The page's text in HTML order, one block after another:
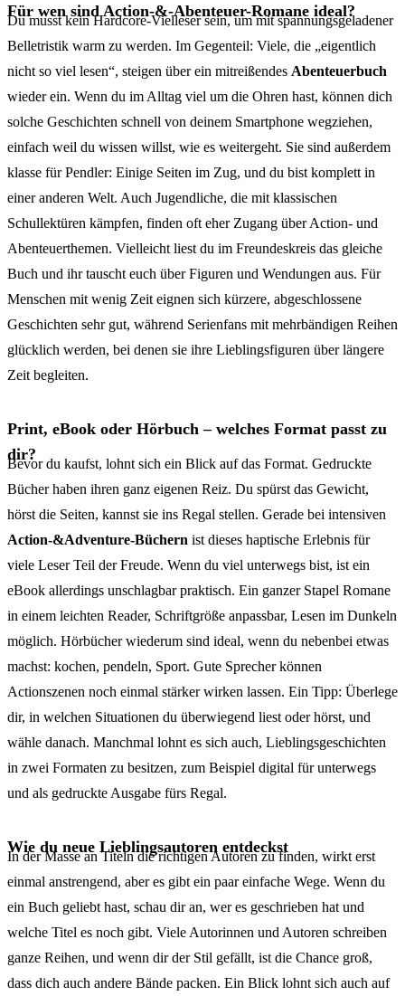
Für wen sind Action-&-Abenteuer-Romane ideal?
Du musst kein Hardcore-Vielleser sein, um mit spannungsgeladener
Belletristik warm zu werden. Im Gegenteil: Viele, die „eigentlich
nicht so viel lesen“, steigen über ein mitreißendes Abenteuerbuch
wieder ein. Wenn du im Alltag viel um die Ohren hast, können dich
solche Geschichten schnell von deinem Smartphone wegziehen,
einfach weil du wissen willst, wie es weitergeht. Sie sind außerdem
klasse für Pendler: Einige Seiten im Zug, und du bist komplett in
einer anderen Welt. Auch Jugendliche, die mit klassischen
Schullektüren kämpfen, finden oft eher Zugang über Action- und
Abenteuerthemen. Vielleicht liest du im Freundeskreis das gleiche
Buch und ihr tauscht euch über Figuren und Wendungen aus. Für
Menschen mit wenig Zeit eignen sich kürzere, abgeschlossene
Geschichten sehr gut, während Serienfans mit mehrbändigen Reihen
glücklich werden, bei denen sie ihre Lieblingsfiguren über längere
Zeit begleiten.
Print, eBook oder Hörbuch – welches Format passt zu
dir?
Bevor du kaufst, lohnt sich ein Blick auf das Format. Gedruckte
Bücher haben ihren ganz eigenen Reiz. Du spürst das Gewicht,
hörst die Seiten, kannst sie ins Regal stellen. Gerade bei intensiven
Action-&Adventure-Büchern ist dieses haptische Erlebnis für
viele Leser Teil der Freude. Wenn du viel unterwegs bist, ist ein
eBook allerdings unschlagbar praktisch. Ein ganzer Stapel Romane
in einem leichten Reader, Schriftgröße anpassbar, Lesen im Dunkeln
möglich. Hörbücher wiederum sind ideal, wenn du nebenbei etwas
machst: kochen, pendeln, Sport. Gute Sprecher können
Actionszenen noch einmal stärker wirken lassen. Ein Tipp: Überlege
dir, in welchen Situationen du überwiegend liest oder hörst, und
wähle danach. Manchmal lohnt es sich auch, Lieblingsgeschichten
in zwei Formaten zu besitzen, zum Beispiel digital für unterwegs
und als gedruckte Ausgabe fürs Regal.
Wie du neue Lieblingsautoren entdeckst
In der Masse an Titeln die richtigen Autoren zu finden, wirkt erst
einmal anstrengend, aber es gibt ein paar einfache Wege. Wenn du
ein Buch geliebt hast, schau dir an, wer es geschrieben hat und
welche Titel es noch gibt. Viele Autorinnen und Autoren schreiben
ganze Reihen, und wenn dir der Stil gefällt, ist die Chance groß,
dass dich auch andere Bände packen. Ein Blick lohnt sich auch auf